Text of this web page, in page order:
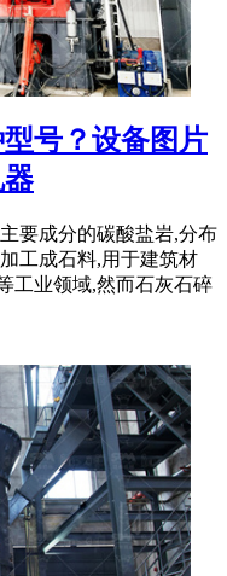
号？设备图片
要成分的碳酸盐岩,分布
工成石料,用于建筑材
工业领域,然而石灰石碎